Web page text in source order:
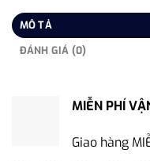
MÔ TẢ
ĐÁNH GIÁ (0)
MIỄN PHÍ
Giao hàng